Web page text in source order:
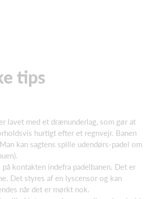
tips
er lavet med et drænunderlag, som gør at
hurtigt efter et regnvejr. Banen
kan sagtens spille udendørs-padel om
kontakten indefra padelbanen. Det er
Det styres af en lyscensor og kan
når det er mørkt nok.